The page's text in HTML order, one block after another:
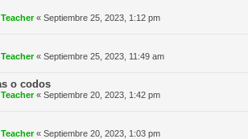
« Septiembre 25, 2023, 1:12 pm
« Septiembre 25, 2023, 11:49 am
o codos
« Septiembre 20, 2023, 1:42 pm
« Septiembre 20, 2023, 1:03 pm